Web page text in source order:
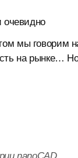
очевидно
мы говорим
на рынке…